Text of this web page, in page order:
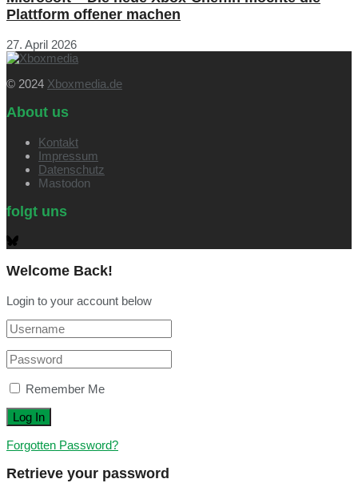
Plattform offener machen
27. April 2026
© 2024 Xboxmedia.de
About us
Kontakt
Impressum
Datenschutz
Mastodon
folgt uns
Welcome Back!
Login to your account below
Remember Me
Forgotten Password?
Retrieve your password